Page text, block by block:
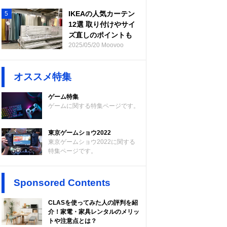
5
IKEAの人気カーテン
12選 取り付けやサイ
ズ直しのポイントも
2025/05/20 Moovoo
オススメ特集
ゲーム特集
ゲームに関する特集ページです。
東京ゲームショウ2022
東京ゲームショウ2022に関する
特集ページです。
Sponsored Contents
CLASを使ってみた人の評判を紹
介！家電・家具レンタルのメリッ
トや注意点とは？